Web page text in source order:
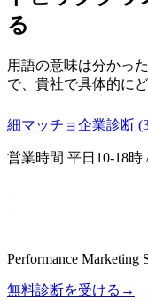
る
用語の意味は分かっ
で、貴社で具体的に
細マッチョ企業診断
営業時間 平日10-18
Performance Marketing
無料診断を受ける →